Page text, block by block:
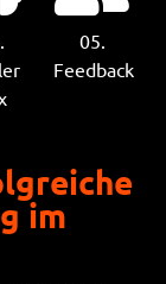
05.
Feedback
im